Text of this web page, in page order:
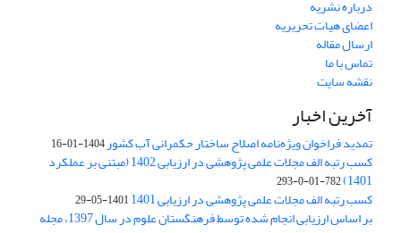
درباره نشریه
اعضای هیات تحریریه
ارسال مقاله
تماس با ما
نقشه سایت
آخرین اخبار
تمدید فراخوان ویژه‌نامه اصلاح ساختار حکمرانی آب کشور1404-01-16
کسب رتبه الف مجلات علمی پژوهشی در ارزیابی 1402 (مبتنی بر عملکرد
1401)
782-01-0-293
کسب رتبه الف مجلات علمی پژوهشی در ارزیابی 1401 1401-05-29
بر اساس ارزیابی انجام شده توسط فرهنگستان علوم در سال 1397، مجله